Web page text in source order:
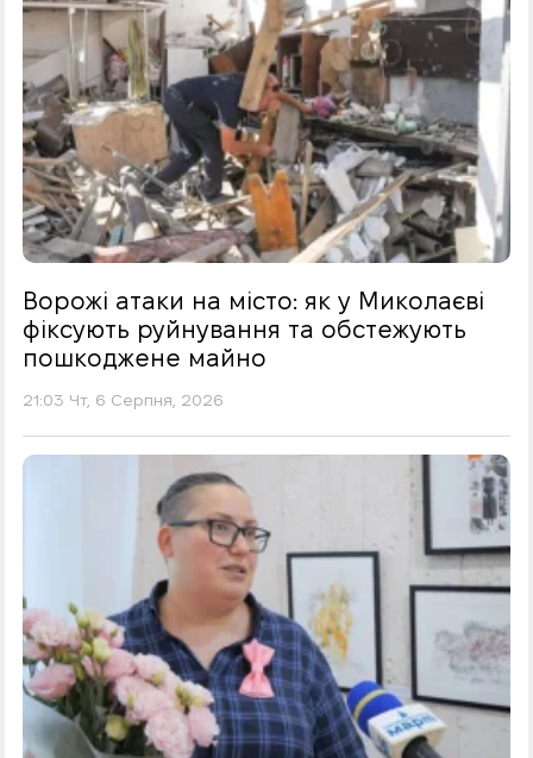
Ворожі атаки на місто: як у Миколаєві
фіксують руйнування та обстежують
пошкоджене майно
21:03 Чт, 6 Серпня, 2026